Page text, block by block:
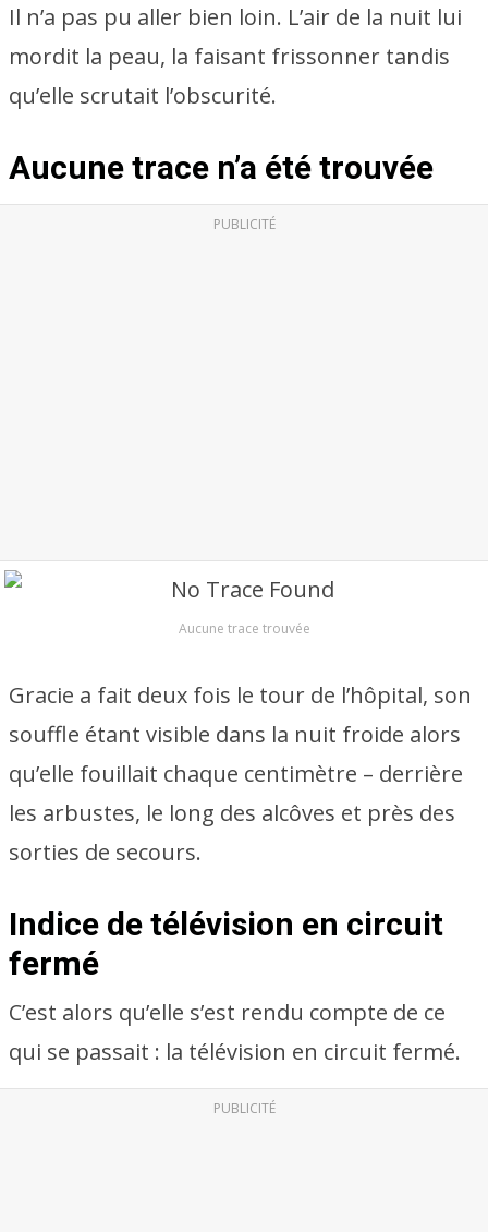
Il n’a pas pu aller bien loin. L’air de la nuit lui
mordit la peau, la faisant frissonner tandis
qu’elle scrutait l’obscurité.
Aucune trace n’a été trouvée
PUBLICITÉ
Aucune trace trouvée
Gracie a fait deux fois le tour de l’hôpital, son
souffle étant visible dans la nuit froide alors
qu’elle fouillait chaque centimètre – derrière
les arbustes, le long des alcôves et près des
sorties de secours.
Indice de télévision en circuit
fermé
C’est alors qu’elle s’est rendu compte de ce
qui se passait : la télévision en circuit fermé.
PUBLICITÉ